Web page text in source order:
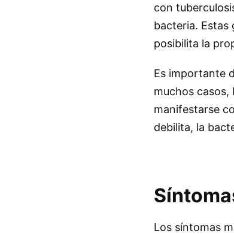
con
bacteria. Estas
posibilita la
Es importante
muchos casos,
manifestarse
debilita, la
Los síntomas